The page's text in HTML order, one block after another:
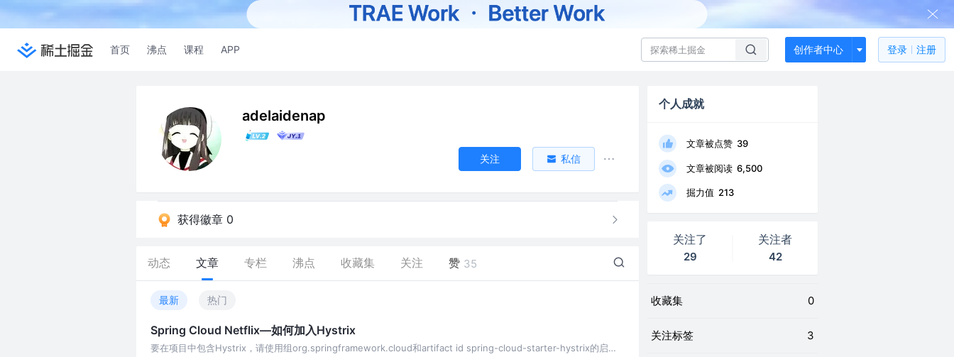
首页 沸点 课程 APP 创作者中心 登录 注册
adelaidenap
关注 私信
获得徽章 0
动态 文章 专栏 沸点 收藏集 关注 赞 35
最新 热门
Spring Cloud Netflix—如何加入Hystrix
要在项目中包含Hystrix，请使用组org.springframework.cloud和artifact id spring-cloud-starter-hystrix的启动
个人成就
文章被点赞 39
文章被阅读 6,500
掘力值 213
关注了
29
关注者
42
收藏集 0
关注标签 3